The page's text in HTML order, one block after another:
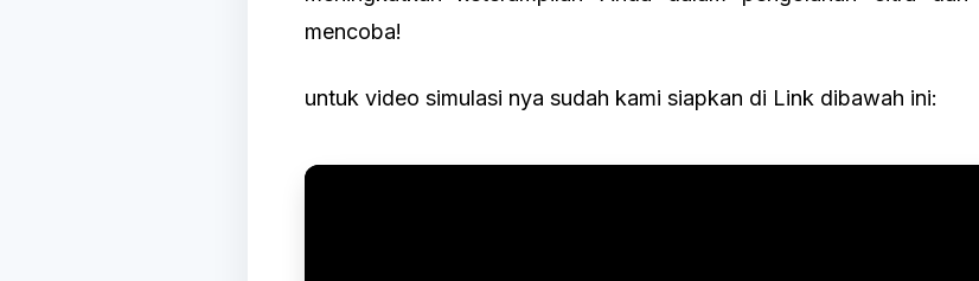
mencoba!
untuk video simulasi nya sudah kami siapkan di Link dibawah ini: